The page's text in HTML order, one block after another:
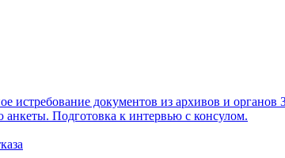
истребование документов из архивов и органов
Подготовка к интервью с консулом.